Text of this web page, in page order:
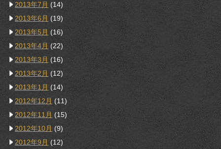
2013年7月 (14)
2013年6月 (19)
2013年5月 (16)
2013年4月 (22)
2013年3月 (16)
2013年2月 (12)
2013年1月 (14)
2012年12月 (11)
2012年11月 (15)
2012年10月 (9)
2012年9月 (12)